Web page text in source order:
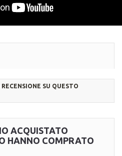
SU QUESTO
ACQUISTATO
HANNO COMPRATO